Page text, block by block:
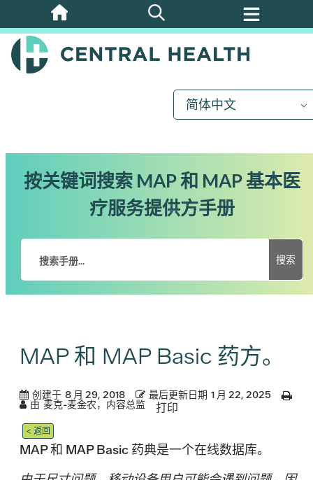
跳
至
主
简体中文
按关键词搜索 MAP 和 MAP 基本医
疗服务提供方手册
搜索
MAP 和 MAP Basic 药方。
创建于 8 月 29, 2018 最后更新日期 1 月 22, 2025
由 麦克-麦金农，内容总监 打印
< 返回
MAP 和 MAP Basic 药典是一个在线数据库。